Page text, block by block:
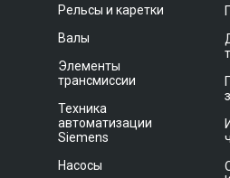
Рельсы и каретки
Валы
Элементы
трансмиссии
Техника
автоматизации
Siemens
Насосы